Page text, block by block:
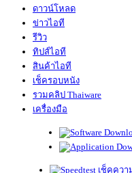
ดาวน์โหลด
ข่าวไอที
รีวิว
ทิปส์ไอที
สินค้าไอที
เช็ครอบหนัง
รวมคลิป Thaiware
เครื่องมือ
เช็คควา